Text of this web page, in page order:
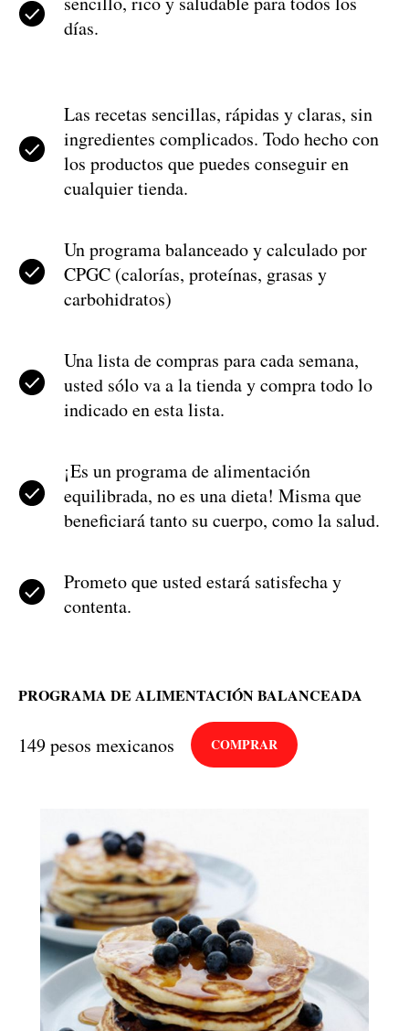
días.
Las recetas sencillas, rápidas y claras, sin
ingredientes complicados. Todo hecho con
los productos que puedes conseguir en
cualquier tienda.
Un programa balanceado y calculado por
CPGC (calorías, proteínas, grasas y
carbohidratos)
Una lista de compras para cada semana,
usted sólo va a la tienda y compra todo lo
indicado en esta lista.
¡Es un programa de alimentación
equilibrada, no es una dieta! Misma que
beneficiará tanto su cuerpo, como la salud.
Prometo que usted estará satisfecha y
contenta.
PROGRAMA DE ALIMENTACIÓN BALANCEADA
149pesos mexicanos COMPRAR